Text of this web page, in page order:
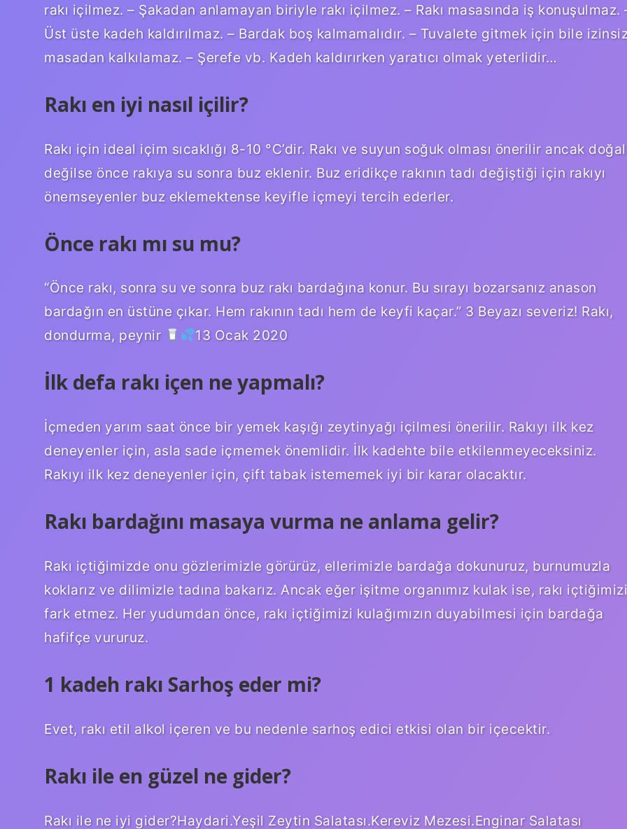
rakı içilmez. – Şakadan anlamayan biriyle rakı içilmez. – Rakı masasında iş konuşulmaz.
Üst üste kadeh kaldırılmaz. – Bardak boş kalmamalıdır. – Tuvalete gitmek için bile
masadan kalkılamaz. – Şerefe vb. Kadeh kaldırırken yaratıcı olmak yeterlidir…
Rakı en iyi nasıl içilir?
Rakı için ideal içim sıcaklığı 8-10 °C’dir. Rakı ve suyun soğuk olması önerilir ancak doğal
değilse önce rakıya su sonra buz eklenir. Buz eridikçe rakının tadı değiştiği için rakıyı
önemseyenler buz eklemektense keyifle içmeyi tercih ederler.
Önce rakı mı su mu?
“Önce rakı, sonra su ve sonra buz rakı bardağına konur. Bu sırayı bozarsanız anason
bardağın en üstüne çıkar. Hem rakının tadı hem de keyfi kaçar.” 3 Beyazı severiz! Rakı,
dondurma, peynir
13 Ocak 2020
İlk defa rakı içen ne yapmalı?
İçmeden yarım saat önce bir yemek kaşığı zeytinyağı içilmesi önerilir. Rakıyı ilk kez
deneyenler için, asla sade içmemek önemlidir. İlk kadehte bile etkilenmeyeceksiniz.
Rakıyı ilk kez deneyenler için, çift tabak istememek iyi bir karar olacaktır.
Rakı bardağını masaya vurma ne anlama gelir?
Rakı içtiğimizde onu gözlerimizle görürüz, ellerimizle bardağa dokunuruz, burnumuzla
koklarız ve dilimizle tadına bakarız. Ancak eğer işitme organımız kulak ise, rakı içtiğimizi
fark etmez. Her yudumdan önce, rakı içtiğimizi kulağımızın duyabilmesi için bardağa
hafifçe vururuz.
1 kadeh rakı Sarhoş eder mi?
Evet, rakı etil alkol içeren ve bu nedenle sarhoş edici etkisi olan bir içecektir.
Rakı ile en güzel ne gider?
Rakı ile ne iyi gider?Haydari.Yeşil Zeytin Salatası.Kereviz Mezesi.Enginar Salatası